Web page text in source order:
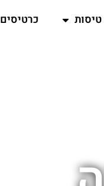
טיסות
כרטיסים